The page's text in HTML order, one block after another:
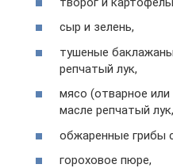
сыр и зелень,
тушеные
репчатый лук,
мясо (отварное
масле репчатый лук,
обжаренные грибы
гороховое пюре,